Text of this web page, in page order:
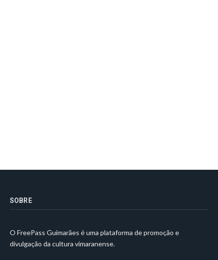
SOBRE
O FreePass Guimarães é uma plataforma de promoção e
divulgação da cultura vimaranense.